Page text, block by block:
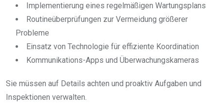
Implementierung eines regelmäßigen Wartungsplans
Routineüberprüfungen zur Vermeidung größerer
Probleme
Einsatz von Technologie für effiziente Koordination
Kommunikations-Apps und Überwachungskameras
Sie müssen auf Details achten und proaktiv Aufgaben und
Inspektionen verwalten.